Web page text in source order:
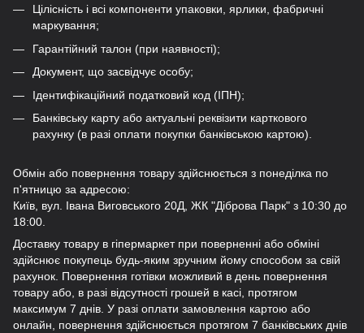
Цілісність і всі компоненти упаковки, ярлики, фабричні
маркування;
Гарантійний талон (при наявності);
Документ, що засвідчує особу;
Ідентифікаційний податковий код (ІПН);
Банківську карту або актуальні реквізити карткового
рахунку (в разі оплати покупки банківською картою).
Обмін або повернення товару здійснюється з понеділка по
п'ятницю за адресою:
Київ, вул. Івана Виговського 20Д, ЖК "Діброва Парк" з 10:30 до
18:00.
Доставку товару в гіпермаркет при поверненні або обміні
здійснює покупець будь-яким зручним йому способом за свій
рахунок. Повернення готівки можливий в день повернення
товару або, в разі відсутності грошей в касі, протягом
максимум 7 днів. У разі оплати замовлення картою або
онлайн, повернення здійснюється протягом 7 банківських днів